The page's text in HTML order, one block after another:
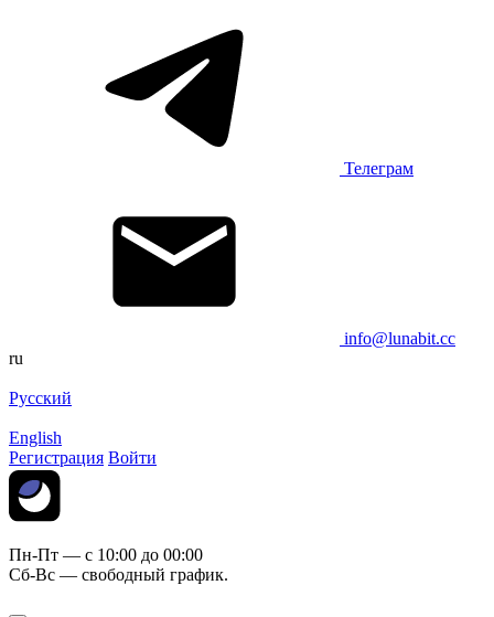
Телеграм
info@lunabit.cc
ru
Русский
English
Регистрация Войти
Пн-Пт — c 10:00 до 00:00
Сб-Вс — свободный график.